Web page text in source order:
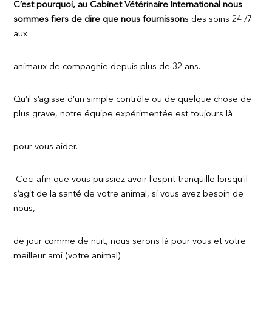
C’est pourquoi, au Cabinet Vétérinaire International nous
sommes fiers de dire que nous fournissons des soins 24 /7
aux
animaux de compagnie depuis plus de 32 ans.
Qu’il s’agisse d’un simple contrôle ou de quelque chose de
plus grave, notre équipe expérimentée est toujours là
pour vous aider.
Ceci afin que vous puissiez avoir l’esprit tranquille lorsqu’il
s’agit de la santé de votre animal, si vous avez besoin de
nous,
de jour comme de nuit, nous serons là pour vous et votre
meilleur ami (votre animal).